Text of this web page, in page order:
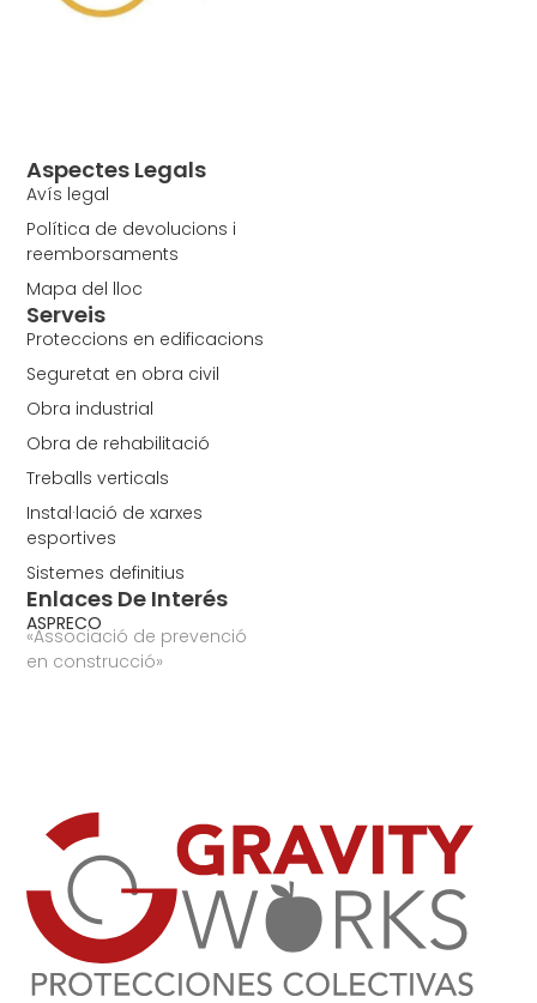
Aspectes Legals
Avís legal
Política de devolucions i
reemborsaments
Mapa del lloc
Serveis
Proteccions en edificacions
Seguretat en obra civil
Obra industrial
Obra de rehabilitació
Treballs verticals
Instal·lació de xarxes
esportives
Sistemes definitius
Enlaces De Interés
ASPRECO
«Associació de prevenció
en construcció»